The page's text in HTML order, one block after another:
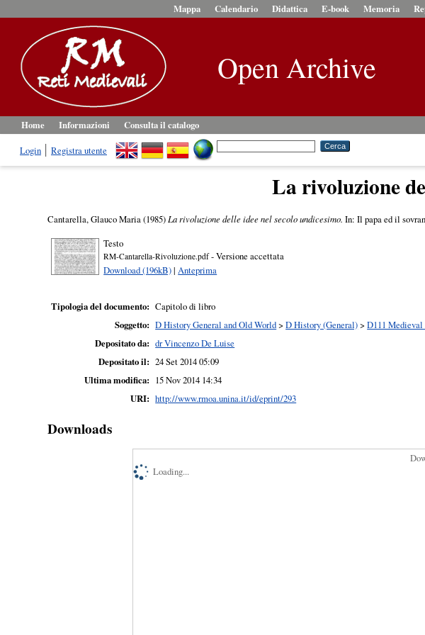
Mappa Calendario Didattica E-book Memoria
Open Archive
Home Informazioni
Consulta il catalogo
Login
Registra utente
La rivoluzione
Cantarella, Glauco Maria(1985)La rivoluzione delle idee nel secolo undicesimo. In: Il papa ed il
Testo
RM-Cantarella-Rivoluzione.pdf- Versione accettata
Download (196kB)| Anteprima
Tipologia del documento: Capitolo di libro
Soggetto: D History General and Old World>D History (General)>D111
Depositato da: dr Vincenzo De Luise
Depositato il: 24 Set 2014 05:09
Ultima modifica: 15 Nov 2014 14:34
URI: http://www.rmoa.unina.it/id/eprint/293
Downloads
Loading...